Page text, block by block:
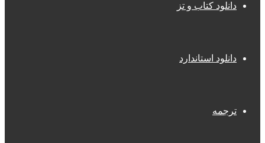
دانلود کتاب و تز
دانلود استاندارد
ترجمه